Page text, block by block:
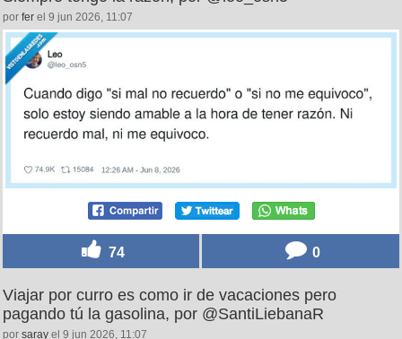
por fer el 9 jun 2026, 11:07
74 0
Viajar por curro es como ir de vacaciones pero
pagando tú la gasolina, por @SantiLiebanaR
por saray el 9 jun 2026, 11:07